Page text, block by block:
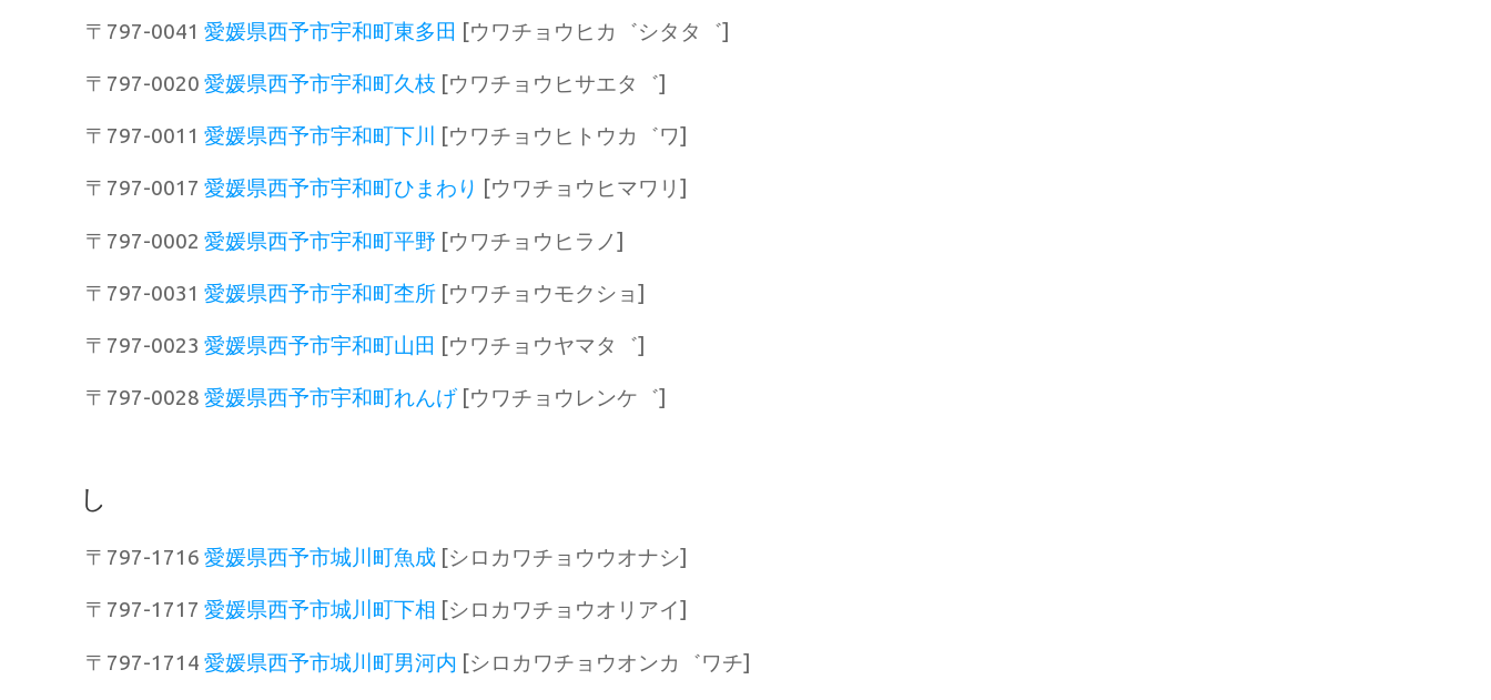
〒797-0041 愛媛県西予市宇和町東多田 [ウワチョウヒカ゛シタタ゛]
〒797-0020 愛媛県西予市宇和町久枝 [ウワチョウヒサエタ゛]
〒797-0011 愛媛県西予市宇和町下川 [ウワチョウヒトウカ゛ワ]
〒797-0017 愛媛県西予市宇和町ひまわり [ウワチョウヒマワリ]
〒797-0002 愛媛県西予市宇和町平野 [ウワチョウヒラノ]
〒797-0031 愛媛県西予市宇和町杢所 [ウワチョウモクショ]
〒797-0023 愛媛県西予市宇和町山田 [ウワチョウヤマタ゛]
〒797-0028 愛媛県西予市宇和町れんげ[ウワチョウレンケ゛]
し
〒797-1716 愛媛県西予市城川町魚成 [シロカワチョウウオナシ]
〒797-1717 愛媛県西予市城川町下相 [シロカワチョウオリアイ]
〒797-1714 愛媛県西予市城川町男河内 [シロカワチョウオンカ゛ワチ]